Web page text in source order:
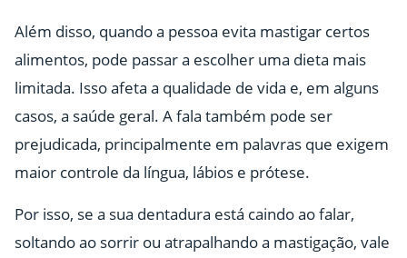
Além disso, quando a pessoa evita mastigar certos
alimentos, pode passar a escolher uma dieta mais
limitada. Isso afeta a qualidade de vida e, em alguns
casos, a saúde geral. A fala também pode ser
prejudicada, principalmente em palavras que exigem
maior controle da língua, lábios e prótese.
Por isso, se a sua dentadura está caindo ao falar,
soltando ao sorrir ou atrapalhando a mastigação, vale